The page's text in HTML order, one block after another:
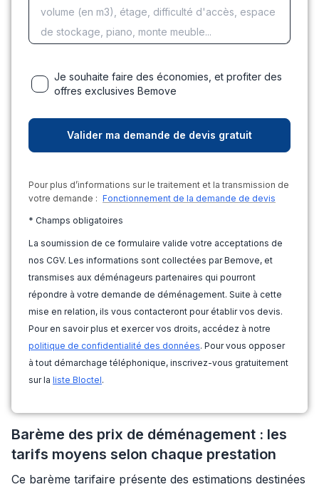
Je souhaite faire des économies, et profiter des
offres exclusives Bemove
Pour plus d’informations sur le traitement et la transmission de
votre demande : Fonctionnement de la demande de devis
* Champs obligatoires
La soumission de ce formulaire valide votre acceptations de
nos CGV. Les informations sont collectées par Bemove, et
transmises aux déménageurs partenaires qui pourront
répondre à votre demande de déménagement. Suite à cette
mise en relation, ils vous contacteront pour établir vos devis.
Pour en savoir plus et exercer vos droits, accédez à notre
politique de confidentialité des données. Pour vous opposer
à tout démarchage téléphonique, inscrivez-vous gratuitement
sur la liste Bloctel.
Barème des prix de déménagement : les
tarifs moyens selon chaque prestation
Ce barème tarifaire présente des estimations destinées